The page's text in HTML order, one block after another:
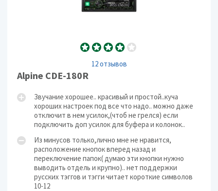
12 отзывов
Alpine CDE-180R
Звучание хорошее.. красивый и простой..куча
хороших настроек под все что надо.. можно даже
отключит в нем усилок,(чтоб не грелся) если
подключить доп усилок для буфера и колонок..
Из минусов только,лично мне не нравится,
расположение кнопок вперед назад и
переключение папок( думаю эти кнопки нужно
выводить отдель и крупно).. нет поддержки
русских тэггов и тэгги читает короткие символов
10-12